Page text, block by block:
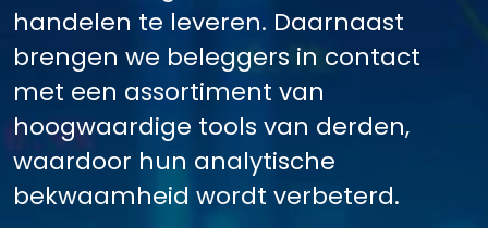
handelen te leveren. Daarnaast
brengen we beleggers in contact
met een assortiment van
hoogwaardige tools van derden,
waardoor hun analytische
bekwaamheid wordt verbeterd.